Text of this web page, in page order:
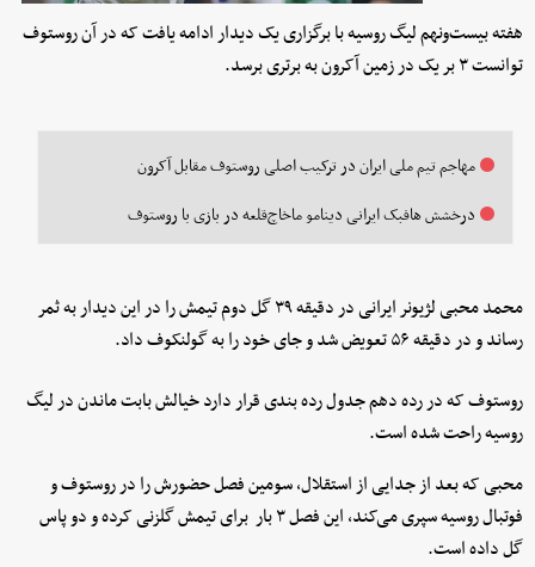
هفته بیست‌ونهم لیگ روسیه با برگزاری یک دیدار ادامه یافت که در آن روستوف
توانست ۳ بر یک در زمین آکرون به برتری برسد.
مهاجم تیم ملی ایران در ترکیب اصلی روستوف مقابل آکرون
درخشش هافبک ایرانی دینامو ماخاچ‌قلعه در بازی با روستوف
محمد محبی لژیونر ایرانی در دقیقه ۳۹ گل دوم تیمش را در این دیدار به ثمر
رساند و در دقیقه ۵۶ تعویض شد و جای خود را به گولنکوف داد.
روستوف که در رده دهم جدول رده بندی قرار دارد خیالش بابت ماندن در لیگ
روسیه راحت شده است.
محبی که بعد از جدایی از استقلال، سومین فصل حضورش را در روستوف و
فوتبال روسیه سپری می‌کند، این فصل ۳ بار برای تیمش گلزنی کرده و دو پاس
گل داده است.